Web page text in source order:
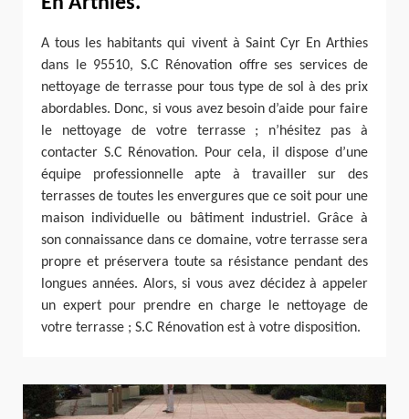
A tous les habitants qui vivent à Saint Cyr En Arthies
dans le 95510, S.C Rénovation offre ses services de
nettoyage de terrasse pour tous type de sol à des prix
abordables. Donc, si vous avez besoin d’aide pour faire
le nettoyage de votre terrasse ; n’hésitez pas à
contacter S.C Rénovation. Pour cela, il dispose d’une
équipe professionnelle apte à travailler sur des
terrasses de toutes les envergures que ce soit pour une
maison individuelle ou bâtiment industriel. Grâce à
son connaissance dans ce domaine, votre terrasse sera
propre et préservera toute sa résistance pendant des
longues années. Alors, si vous avez décidez à appeler
un expert pour prendre en charge le nettoyage de
votre terrasse ; S.C Rénovation est à votre disposition.